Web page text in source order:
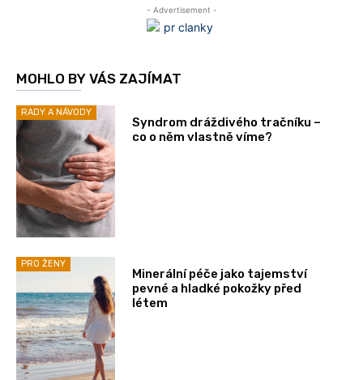
- Advertisement -
MOHLO BY VÁS ZAJÍMAT
RADY A NÁVODY
Syndrom dráždivého tračníku –
co o něm vlastně víme?
PRO ŽENY
Minerální péče jako tajemství
pevné a hladké pokožky před
létem